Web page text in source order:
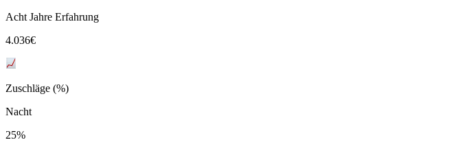
Acht Jahre Erfahrung
4.036€
Zuschläge (%)
Nacht
25%